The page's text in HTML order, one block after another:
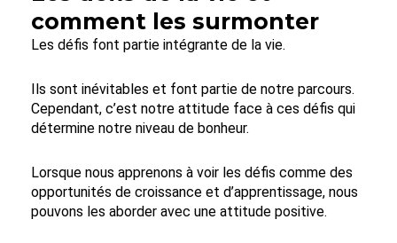
comment les surmonter
Les défis font partie intégrante de la vie.
Ils sont inévitables et font partie de notre parcours.
Cependant, c’est notre attitude face à ces défis qui
détermine notre niveau de bonheur.
Lorsque nous apprenons à voir les défis comme des
opportunités de croissance et d’apprentissage, nous
pouvons les aborder avec une attitude positive.